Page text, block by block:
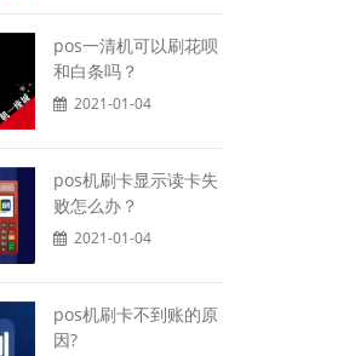
pos一清机可以刷花呗
和白条吗？
2021-01-04
pos机刷卡显示读卡失
败怎么办？
2021-01-04
pos机刷卡不到账的原
因?